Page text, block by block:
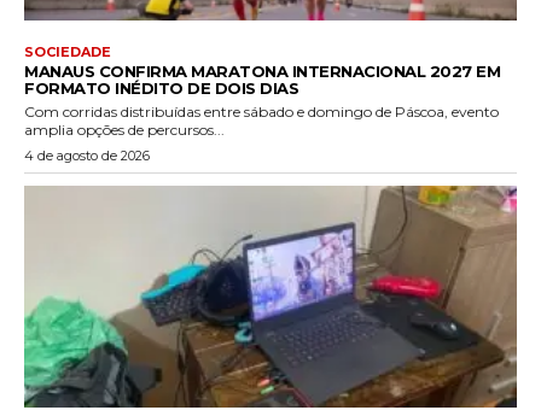
SOCIEDADE
MANAUS CONFIRMA MARATONA INTERNACIONAL 2027 EM
FORMATO INÉDITO DE DOIS DIAS
Com corridas distribuídas entre sábado e domingo de Páscoa, evento
amplia opções de percursos...
4 de agosto de 2026